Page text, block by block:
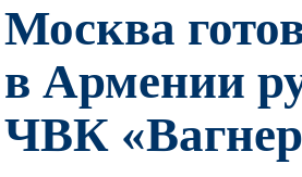
Москва
в Армении
ЧВК